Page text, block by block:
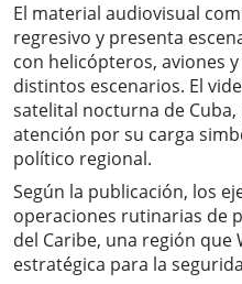
El material audiovisual
regresivo y presenta
con helicópteros, aviones
distintos escenarios. El
satelital nocturna de
atención por su carga
político regional.
Según la publicación, los
operaciones rutinarias de
del Caribe, una región que
estratégica para la